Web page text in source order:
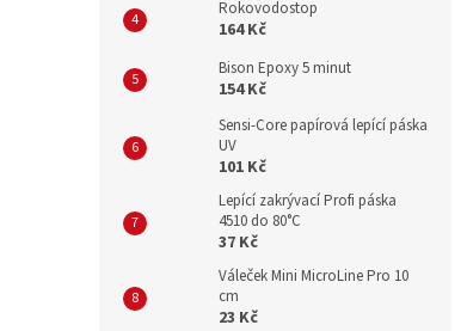
Rokovodostop
164 Kč
Bison Epoxy 5 minut
154 Kč
Sensi-Core papírová lepící páska
UV
101 Kč
Lepící zakrývací Profi páska
4510 do 80°C
37 Kč
Váleček Mini MicroLine Pro 10
cm
23 Kč